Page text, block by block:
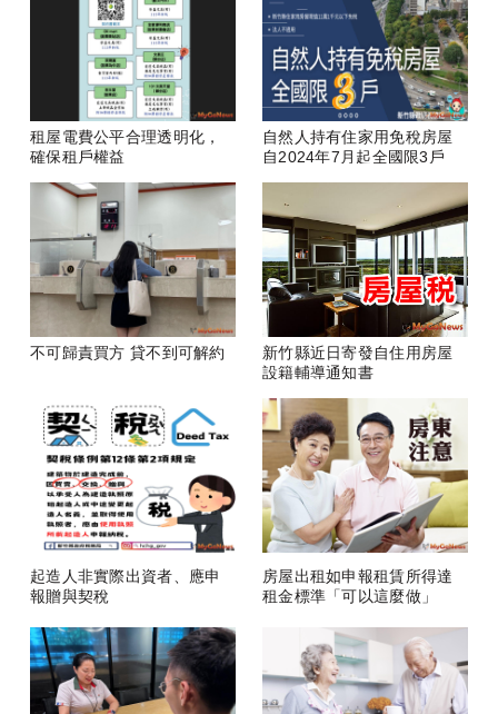
租屋電費公平合理透明化，
確保租戶權益
自然人持有住家用免稅房屋
自2024年7月起全國限3戶
不可歸責買方 貸不到可解約
新竹縣近日寄發自住用房屋
設籍輔導通知書
起造人非實際出資者、應申
報贈與契稅
房屋出租如申報租賃所得達
租金標準「可以這麼做」